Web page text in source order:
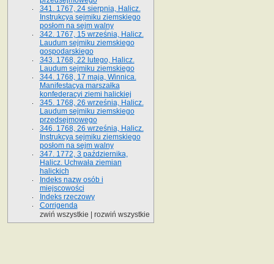
341. 1767, 24 sierpnia, Halicz.
Instrukcya sejmiku ziemskiego
posłom na sejm walny
342. 1767, 15 września, Halicz.
Laudum sejmiku ziemskiego
gospodarskiego
343. 1768, 22 lutego, Halicz.
Laudum sejmiku ziemskiego
344. 1768, 17 maja, Winnica.
Manifestacya marszałka
konfederacyi ziemi halickiej
345. 1768, 26 września, Halicz.
Laudum sejmiku ziemskiego
przedsejmowego
346. 1768, 26 września, Halicz.
Instrukcya sejmiku ziemskiego
posłom na sejm walny
347. 1772, 3 października,
Halicz. Uchwała ziemian
halickich
Indeks nazw osób i
miejscowości
Indeks rzeczowy
Corrigenda
zwiń wszystkie
rozwiń wszystkie